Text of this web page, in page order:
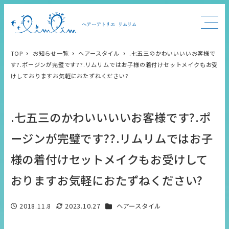
TOP お知らせ一覧 ヘアースタイル
.七五三のかわいいいいお客様で
す?.ポージンが完璧です??.リムリムではお子様の着付けセットメイクもお受
けしておりますお気軽におたずねください?
.七五三のかわいいいいお客様です?.ポ
ージンが完璧です??.リムリムではお子
様の着付けセットメイクもお受けして
おりますお気軽におたずねください?
投稿日
2018.11.8
更新日
2023.10.27 カテゴリー
ヘアースタイル